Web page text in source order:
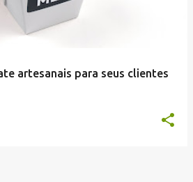
artesanais para seus clientes